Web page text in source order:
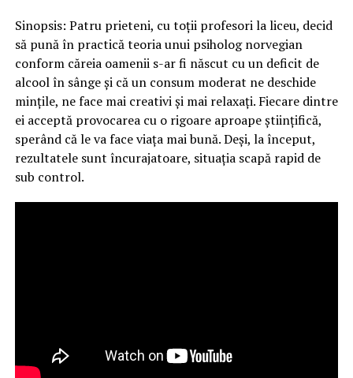
Sinopsis: Patru prieteni, cu toții profesori la liceu, decid
să pună în practică teoria unui psiholog norvegian
conform căreia oamenii s-ar fi născut cu un deficit de
alcool în sânge și că un consum moderat ne deschide
mințile, ne face mai creativi și mai relaxați. Fiecare dintre
ei acceptă provocarea cu o rigoare aproape științifică,
sperând că le va face viața mai bună. Deși, la început,
rezultatele sunt încurajatoare, situația scapă rapid de
sub control.